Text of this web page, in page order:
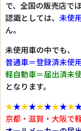
で、全国の販売店で
認識としては、 未使
ん。
未使用車の中でも、
普通車＝登録済未使
軽自動車＝届出済未
となります。
★★★★★★★★★
京都・滋賀・大阪で